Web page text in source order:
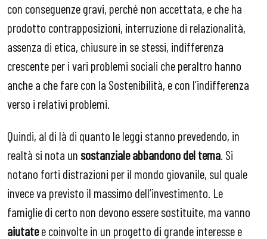
con conseguenze gravi, perché non accettata, e che ha
prodotto contrapposizioni, interruzione di relazionalità,
assenza di etica, chiusure in se stessi, indifferenza
crescente per i vari problemi sociali che peraltro hanno
anche a che fare con la Sostenibilità, e con l’indifferenza
verso i relativi problemi.
Quindi, al di là di quanto le leggi stanno prevedendo, in
realtà si nota un sostanziale abbandono del tema . Si
notano forti distrazioni per il mondo giovanile, sul quale
invece va previsto il massimo dell’investimento. Le
famiglie di certo non devono essere sostituite, ma vanno
aiutatee coinvolte in un progetto di grande interesse e